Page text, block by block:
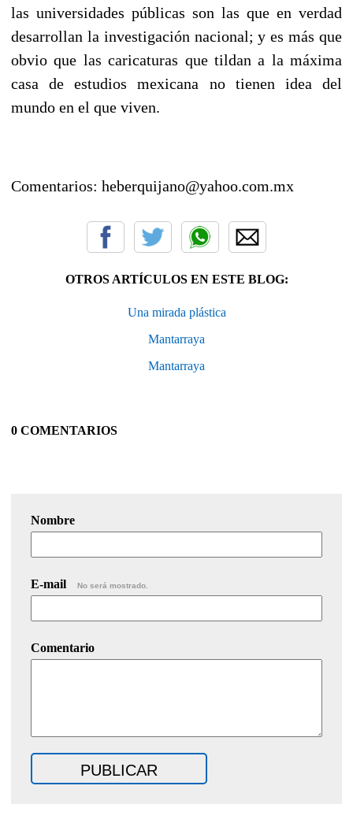
las universidades públicas son las que en verdad
desarrollan la investigación nacional; y es más que
obvio que las caricaturas que tildan a la máxima
casa de estudios mexicana no tienen idea del
mundo en el que viven.
Comentarios: heberquijano@yahoo.com.mx
OTROS ARTÍCULOS EN ESTE BLOG:
Una mirada plástica
Mantarraya
Mantarraya
0 COMENTARIOS
Nombre
E-mail No será mostrado.
Comentario